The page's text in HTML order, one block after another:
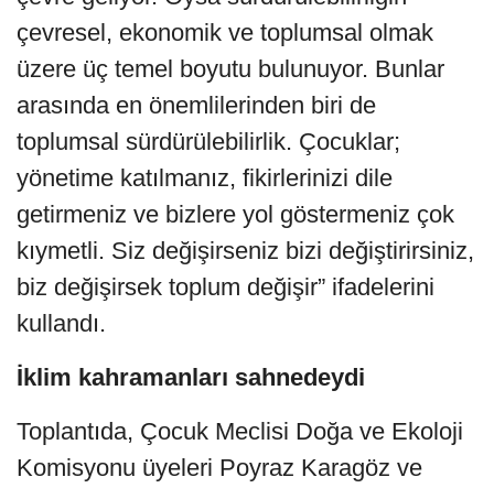
çevresel, ekonomik ve toplumsal olmak
üzere üç temel boyutu bulunuyor. Bunlar
arasında en önemlilerinden biri de
toplumsal sürdürülebilirlik. Çocuklar;
yönetime katılmanız, fikirlerinizi dile
getirmeniz ve bizlere yol göstermeniz çok
kıymetli. Siz değişirseniz bizi değiştirirsiniz,
biz değişirsek toplum değişir” ifadelerini
kullandı.
İklim kahramanları sahnedeydi
Toplantıda, Çocuk Meclisi Doğa ve Ekoloji
Komisyonu üyeleri Poyraz Karagöz ve